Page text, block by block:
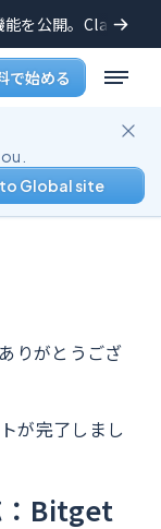
能を公開。Claude
で始める
Global siteプ
りがとうござ
が完了しまし
：Bitget